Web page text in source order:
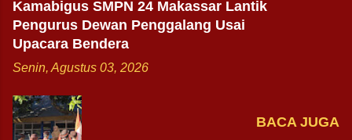
Kamabigus SMPN 24 Makassar Lantik
Pengurus Dewan Penggalang Usai
Upacara Bendera
Senin, Agustus 03, 2026
BACA JUGA